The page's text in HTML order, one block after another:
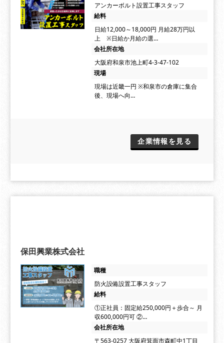
アンカーボルト設置工事スタッフ
給料
日給12,000～18,000円 月給28万円以
上 ※日給か月給の選…
会社所在地
大阪府和泉市池上町4-3-47-102
現場
現場は近畿一円 ※和泉市の倉庫に集合
後、現場へ向…
企業情報を見る
保田興業株式会社
職種
防火設備設置工事スタッフ
給料
①正社員：固定給250,000円＋歩合～ 月
収600,000円可 ②…
会社所在地
〒563-0257 大阪府箕面市森町中1丁目